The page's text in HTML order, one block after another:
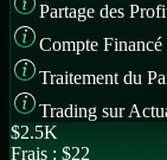
Partage des
Compte Financé
Traitement du
Trading sur
$2.5K
Frais : $22